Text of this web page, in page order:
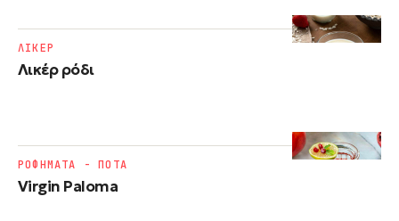
Λικέρ ρόδι
ΛΙΚΕΡ
Virgin Paloma
ΡΟΦΗΜΑΤΑ - ΠΟΤΑ